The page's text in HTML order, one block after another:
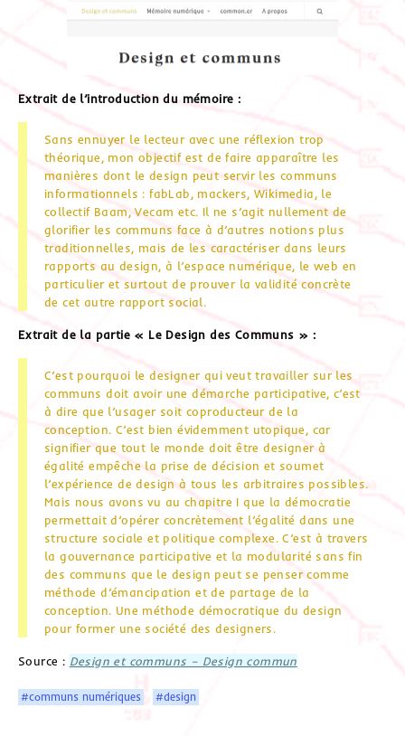
Extrait de l’introduction du mémoire :
Sans ennuyer le lecteur avec une réflexion trop
théorique, mon objectif est de faire apparaître les
manières dont le design peut servir les communs
informationnels : fabLab, mackers, Wikimedia, le
collectif Baam, Vecam etc. Il ne s’agit nullement de
glorifier les communs face à d’autres notions plus
traditionnelles, mais de les caractériser dans leurs
rapports au design, à l’espace numérique, le web en
particulier et surtout de prouver la validité concrète
de cet autre rapport social.
Extrait de la partie « Le Design des Communs » :
C’est pourquoi le designer qui veut travailler sur les
communs doit avoir une démarche participative, c’est
à dire que l’usager soit coproducteur de la
conception. C’est bien évidemment utopique, car
signifier que tout le monde doit être designer à
égalité empêche la prise de décision et soumet
l’expérience de design à tous les arbitraires possibles.
Mais nous avons vu au chapitre I que la démocratie
permettait d’opérer concrètement l’égalité dans une
structure sociale et politique complexe. C’est à travers
la gouvernance participative et la modularité sans fin
des communs que le design peut se penser comme
méthode d’émancipation et de partage de la
conception. Une méthode démocratique du design
pour former une société des designers.
Source : Design et communs – Design commun
#communs numériques #design